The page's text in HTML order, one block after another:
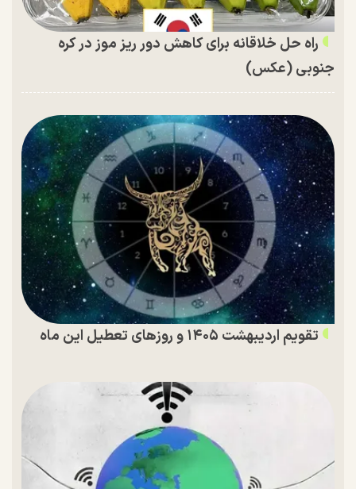
راه حل خلاقانه برای کاهش دور ریز موز در کره
جنوبی (عکس)
تقویم اردیبهشت ۱۴۰۵ و روز‌های تعطیل این ماه